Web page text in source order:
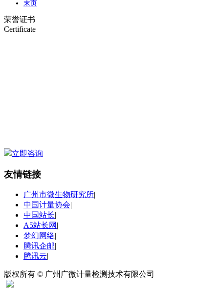
末页
荣誉证书
Certificate
立即咨询
友情链接
广州市微生物研究所|
中国计量协会|
中国站长|
A5站长网 |
梦幻网络|
腾讯企邮|
腾讯云|
版权所有 © 广州广微计量检测技术有限公司